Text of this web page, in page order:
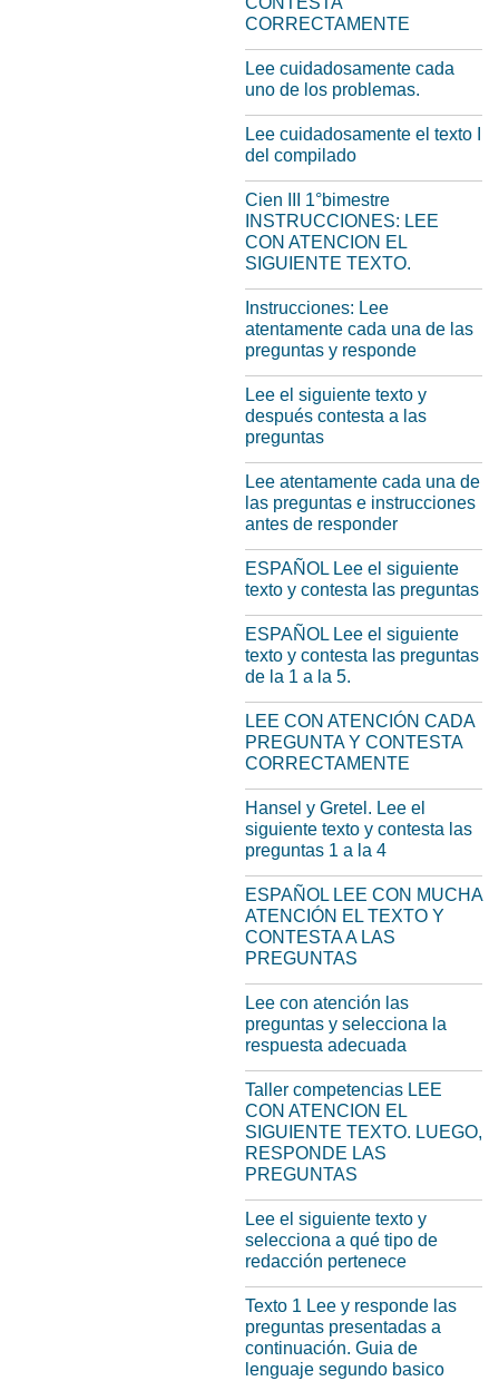
CORRECTAMENTE
Lee cuidadosamente cada
uno de los problemas.
Lee cuidadosamente el texto I
del compilado
Cien III 1°bimestre
INSTRUCCIONES: LEE
CON ATENCION EL
SIGUIENTE TEXTO.
Instrucciones: Lee
atentamente cada una de las
preguntas y responde
Lee el siguiente texto y
después contesta a las
preguntas
Lee atentamente cada una de
las preguntas e instrucciones
antes de responder
ESPAÑOL Lee el siguiente
texto y contesta las preguntas
ESPAÑOL Lee el siguiente
texto y contesta las preguntas
de la 1 a la 5.
LEE CON ATENCIÓN CADA
PREGUNTA Y CONTESTA
CORRECTAMENTE
Hansel y Gretel. Lee el
siguiente texto y contesta las
preguntas 1 a la 4
ESPAÑOL LEE CON MUCHA
ATENCIÓN EL TEXTO Y
CONTESTA A LAS
PREGUNTAS
Lee con atención las
preguntas y selecciona la
respuesta adecuada
Taller competencias LEE
CON ATENCION EL
SIGUIENTE TEXTO. LUEGO,
RESPONDE LAS
PREGUNTAS
Lee el siguiente texto y
selecciona a qué tipo de
redacción pertenece
Texto 1 Lee y responde las
preguntas presentadas a
continuación. Guia de
lenguaje segundo basico